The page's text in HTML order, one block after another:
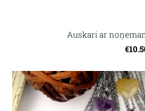
Auskari ar